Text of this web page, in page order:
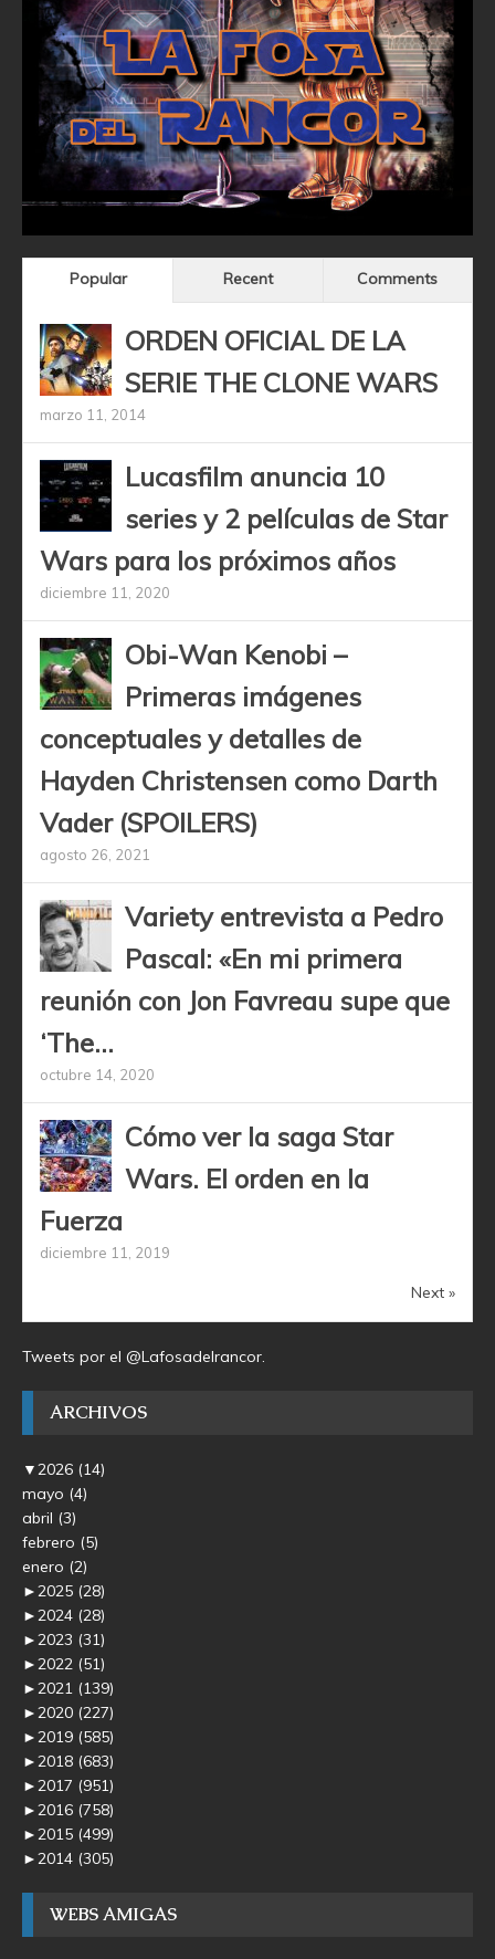
Popular Recent Comments
ORDEN OFICIAL DE LA
SERIE THE CLONE WARS
marzo 11, 2014
Lucasfilm anuncia 10
series y 2 películas de Star
Wars para los próximos años
diciembre 11, 2020
Obi-Wan Kenobi –
Primeras imágenes
conceptuales y detalles de
Hayden Christensen como Darth
Vader (SPOILERS)
agosto 26, 2021
Variety entrevista a Pedro
Pascal: «En mi primera
reunión con Jon Favreau supe que
‘The...
octubre 14, 2020
Cómo ver la saga Star
Wars. El orden en la
Fuerza
diciembre 11, 2019
Next »
Tweets por el @Lafosadelrancor.
ARCHIVOS
▼2026 (14)
mayo (4)
abril (3)
febrero (5)
enero (2)
►2025 (28)
►2024 (28)
►2023 (31)
►2022 (51)
►2021 (139)
►2020 (227)
►2019 (585)
►2018 (683)
►2017 (951)
►2016 (758)
►2015 (499)
►2014 (305)
WEBS AMIGAS